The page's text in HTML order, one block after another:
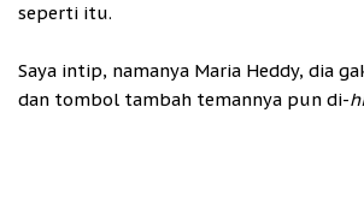
seperti itu.
Saya intip, namanya Maria Heddy, dia
dan tombol tambah temannya pun di-